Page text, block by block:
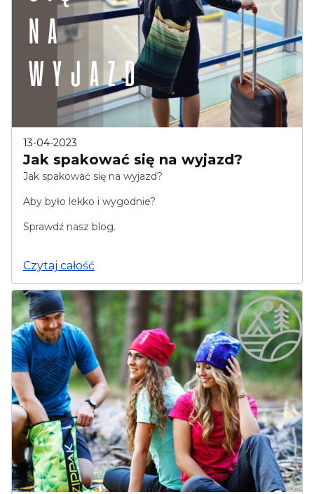
13-04-2023
Jak spakować się na wyjazd?
Jak spakować się na wyjazd?
Aby było lekko i wygodnie?
Sprawdź nasz blog.
Czytaj całość